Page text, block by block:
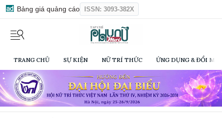
Bảng giá quảng cáo ISSN: 3093-382X
TRANG CHỦ SỰ KIỆN NỮ TRÍ THỨC ỨNG DỤNG & ĐỔI